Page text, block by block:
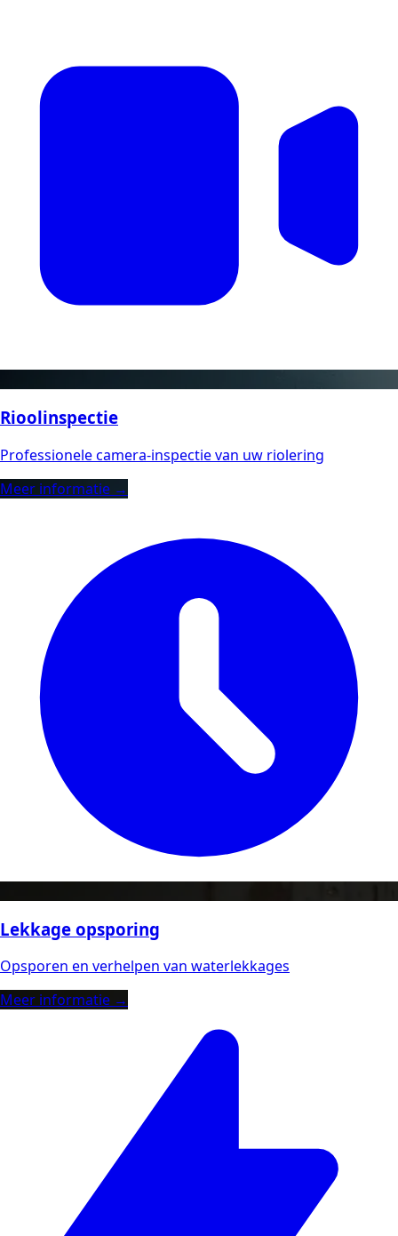
Rioolinspectie
Professionele camera-inspectie van uw riolering
Meer informatie →
Lekkage opsporing
Opsporen en verhelpen van waterlekkages
Meer informatie →